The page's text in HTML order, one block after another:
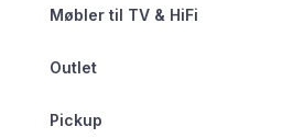
Møbler til TV & HiFi
Outlet
Pickup